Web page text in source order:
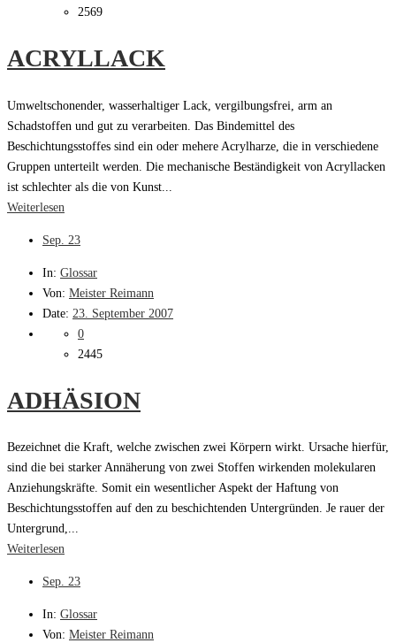
2569
ACRYLLACK
Umweltschonender, wasserhaltiger Lack, vergilbungsfrei, arm an
Schadstoffen und gut zu verarbeiten. Das Bindemittel des
Beschichtungsstoffes sind ein oder mehere Acrylharze, die in verschiedene
Gruppen unterteilt werden. Die mechanische Beständigkeit von Acryllacken
ist schlechter als die von Kunst...
Weiterlesen
Sep. 23
In: Glossar
Von: Meister Reimann
Date: 23. September 2007
0
2445
ADHÄSION
Bezeichnet die Kraft, welche zwischen zwei Körpern wirkt. Ursache hierfür,
sind die bei starker Annäherung von zwei Stoffen wirkenden molekularen
Anziehungskräfte. Somit ein wesentlicher Aspekt der Haftung von
Beschichtungsstoffen auf den zu beschichtenden Untergründen. Je rauer der
Untergrund,...
Weiterlesen
Sep. 23
In: Glossar
Von: Meister Reimann